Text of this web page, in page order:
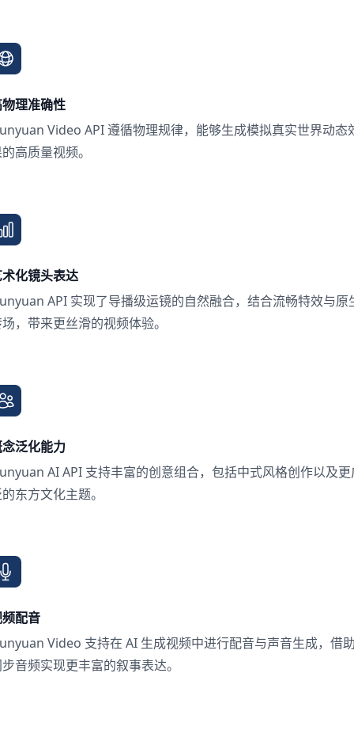
理准确性
Video API 遵循物理规律，能够生成模拟真实世界动态
高质量视频。
化镜头表达
API 实现了导播级运镜的自然融合，结合流畅特效与原
，带来更丝滑的视频体验。
泛化能力
AI API 支持丰富的创意组合，包括中式风格创作以及更
东方文化主题。
配音
Video 支持在 AI 生成视频中进行配音与声音生成，借
音频实现更丰富的叙事表达。